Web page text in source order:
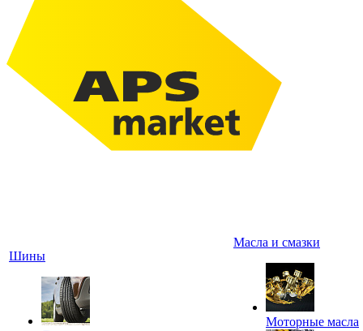
Шины
Масла и смазки
Моторные масла